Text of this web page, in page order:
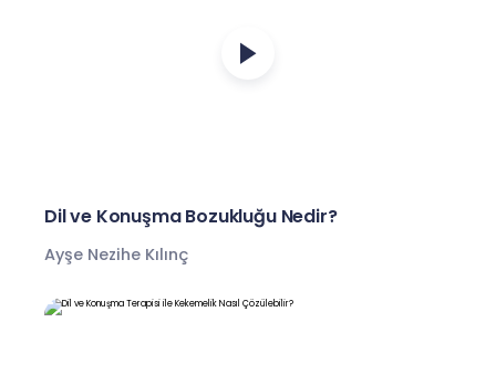
Dil ve Konuşma Bozukluğu Nedir?
Ayşe Nezihe Kılınç